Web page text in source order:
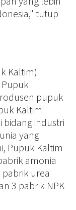
tutup
Kaltim)
pupuk
Kaltim
bidang industri
yang
Pupuk Kaltim
amonia
urea
3 pabrik NPK